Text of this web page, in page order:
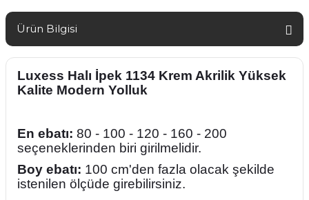
Ürün Bilgisi
Luxess Halı İpek 1134 Krem Akrilik Yüksek
Kalite Modern Yolluk
En ebatı: 80 - 100 - 120 - 160 - 200
seçeneklerinden biri girilmelidir.
Boy ebatı: 100 cm'den fazla olacak şekilde
istenilen ölçüde girebilirsiniz.